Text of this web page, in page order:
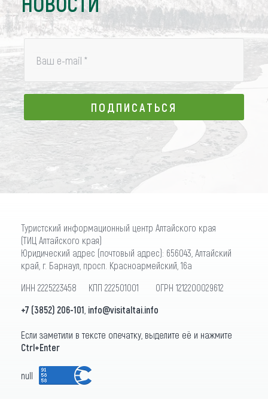
Ваш e-mail *
ПОДПИСАТЬСЯ
ПОДПИСАТЬСЯ
Туристский информационный центр Алтайского края
(ТИЦ Алтайского края)
Юридический адрес (почтовый адрес): 656043, Алтайский
край, г. Барнаул, просп. Красноармейский, 16а
ИНН 2225223458 КПП 222501001 ОГРН 1212200029612
+7 (3852) 206-101 info@visitaltai.info
Если заметили в тексте опечатку, выделите её и нажмите
Ctrl+Enter
null